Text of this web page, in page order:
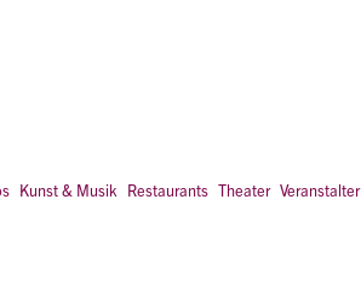
Kunst & Musik Restaurants Theater Veranstalter